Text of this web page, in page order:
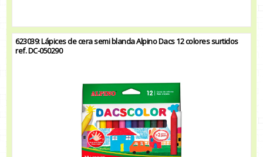
623039: Lápices de cera semi blanda Alpino Dacs 12 colores surtidos
ref. DC-050290